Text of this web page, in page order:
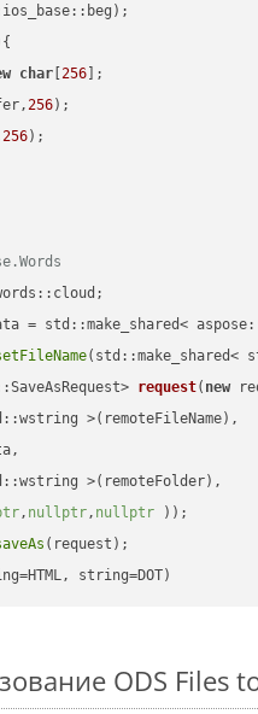
char [256 ];
256);
256);
= std::make_shared<
(std::make_shared<
request( new
>(remoteFileName),
>(remoteFolder),
, nullptr, nullptr ))
(request);
string=DOT)
ODS Files